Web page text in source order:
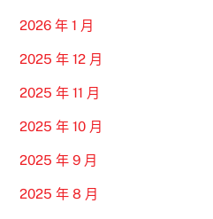
2026 年 1 月
2025 年 12 月
2025 年 11 月
2025 年 10 月
2025 年 9 月
2025 年 8 月